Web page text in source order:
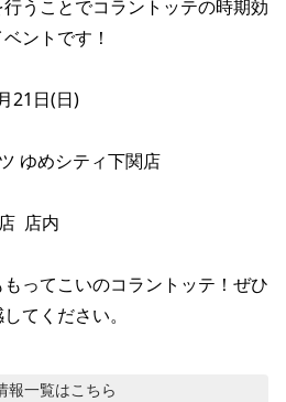
ポーツ 公式アプリ
ポンもこのアプリで！
うことでコラントッテの時期効
ントです！
21日(日)
ゆめシティ下関店
店内
ってこいのコラントッテ！ぜひ
てください。
報一覧はこちら